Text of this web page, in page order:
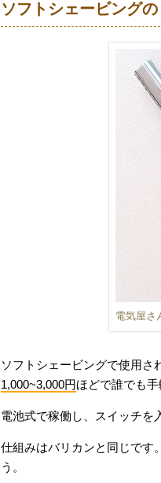
ソフトシェービング
電気屋さ
ソフトシェービングで使用さ
1,000~3,000円ほどで誰でも手
電池式で稼働し、スイッチを
仕組みはバリカンと同じです
う。